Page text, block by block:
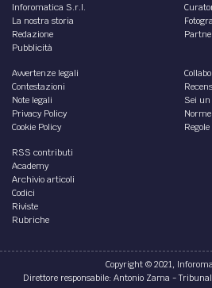
Inforomatica S.r.l.
La nostra storia
Redazione
Pubblicità
Avvertenze legali
Contestazioni
Note legali
Privacy Policy
Cookie Policy
Sei un
RSS contributi
Academy
Archivio articoli
Codici
Riviste
Rubriche
Copyright © 2021,
Direttore responsabile: Antonio Zama -